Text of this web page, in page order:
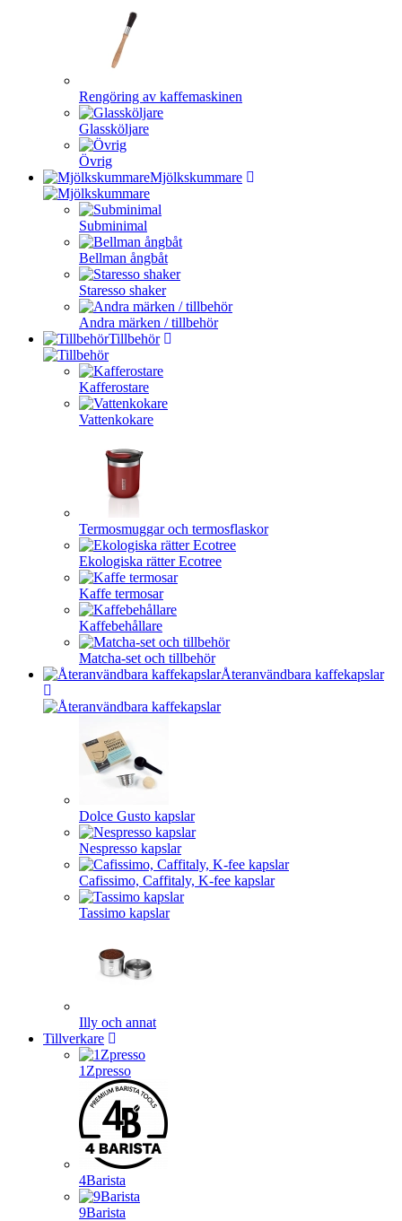
Rengöring av kaffemaskinen
Glassköljare
Övrig
Mjölkskummare
Subminimal
Bellman ångbåt
Staresso shaker
Andra märken / tillbehör
Tillbehör
Kafferostare
Vattenkokare
Termosmuggar och termosflaskor
Ekologiska rätter Ecotree
Kaffe termosar
Kaffebehållare
Matcha-set och tillbehör
Återanvändbara kaffekapslar
Dolce Gusto kapslar
Nespresso kapslar
Cafissimo, Caffitaly, K-fee kapslar
Tassimo kapslar
Illy och annat
Tillverkare
1Zpresso
4Barista
9Barista